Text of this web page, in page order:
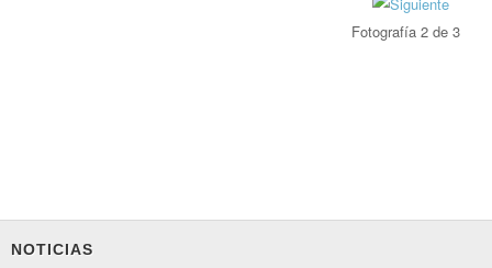
Fotografía 2 de 3
NOTICIAS